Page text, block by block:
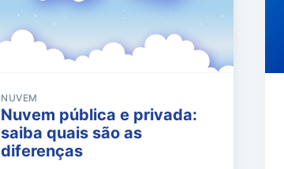
NUVEM
Nuvem pública e privada:
saiba quais são as
diferenças